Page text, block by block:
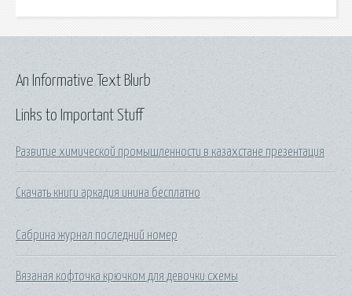
Links to Important Stuff
Развитие химической промышленности в казахстане презентация
Скачать книги аркадия инина бесплатно
Сабрина журнал последний номер
Вязаная кофточка крючком для девочки схемы
An Informative Text Blurb